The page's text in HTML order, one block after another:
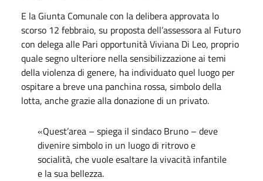
E la Giunta Comunale con la delibera approvata lo
scorso 12 febbraio, su proposta dell’assessora al Futuro
con delega alle Pari opportunità Viviana Di Leo, proprio
quale segno ulteriore nella sensibilizzazione ai temi
della violenza di genere, ha individuato quel luogo per
ospitare a breve una panchina rossa, simbolo della
lotta, anche grazie alla donazione di un privato.
«Quest’area – spiega il sindaco Bruno – deve
divenire simbolo in un luogo di ritrovo e
socialità, che vuole esaltare la vivacità infantile
e la sua bellezza.